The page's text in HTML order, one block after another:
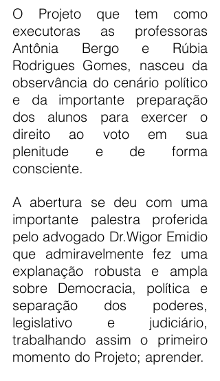
O Projeto que tem como
executoras as professoras
Antônia Bergo e Rúbia
Rodrigues Gomes, nasceu da
observância do cenário político
e da importante preparação
dos alunos para exercer o
direito ao voto em sua
plenitude e de forma
consciente.
A abertura se deu com uma
importante palestra proferida
pelo advogado Dr.Wigor Emidio
que admiravelmente fez uma
explanação robusta e ampla
sobre Democracia, política e
separação dos poderes,
legislativo e judiciário,
trabalhando assim o primeiro
momento do Projeto; aprender.